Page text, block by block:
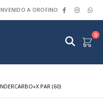
A OROFINO
0
PAR (60)